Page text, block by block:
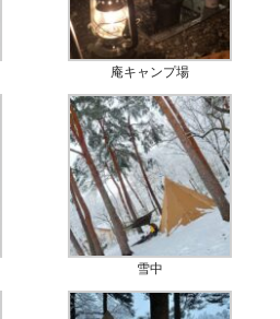
庵キャンプ場
雪中